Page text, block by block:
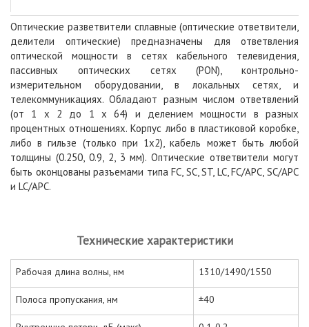
Оптические разветвители сплавные (оптические ответвители,
делители оптические) предназначены для ответвления
оптической мощности в сетях кабельного телевидения,
пассивных оптических сетях (PON), контрольно-
измерительном оборудовании, в локальных сетях, и
телекоммуникациях. Обладают разным числом ответвлений
(от 1 х 2 до 1 х 64) и делением мощности в разных
процентных отношениях. Корпус либо в пластиковой коробке,
либо в гильзе (только при 1х2), кабель может быть любой
толщины (0.250, 0.9, 2, 3 мм). Оптические ответвители могут
быть оконцованы разъемами типа FC, SC, ST, LC, FC/APC, SC/APC
и LC/APC.
Технические характеристики
Рабочая длина волны, нм 1310/1490/1550
Полоса пропускания, нм ±40